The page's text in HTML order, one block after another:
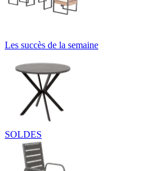
Les succès de la semaine
SOLDES